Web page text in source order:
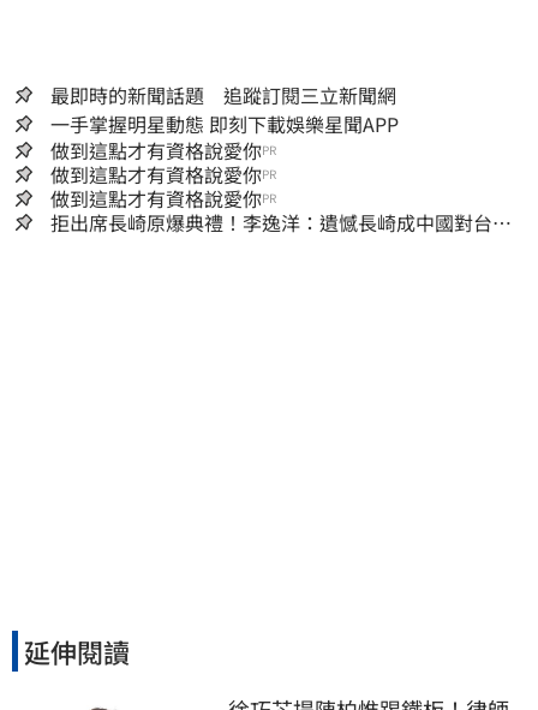
最即時的新聞話題 追蹤訂閱三立新聞網
一手掌握明星動態 即刻下載娛樂星聞APP
做到這點才有資格說愛你PR
做到這點才有資格說愛你PR
做到這點才有資格說愛你PR
拒出席長崎原爆典禮！李逸洋：遺憾長崎成中國對台實
延伸閱讀